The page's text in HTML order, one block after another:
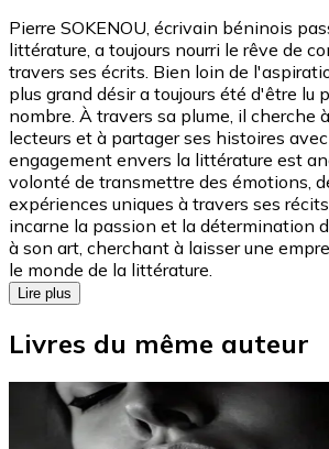
Pierre SOKENOU, écrivain béninois
littérature, a toujours nourri le rêve de
travers ses écrits. Bien loin de
plus grand désir a toujours été d'être lu
nombre. À travers sa plume, il cherche
lecteurs et à partager ses histoires
engagement envers la littérature est
volonté de transmettre des émotions,
expériences uniques à travers ses
incarne la passion et la détermination
à son art, cherchant à laisser une
le monde de la littérature.
Lire plus
Livres du même auteur